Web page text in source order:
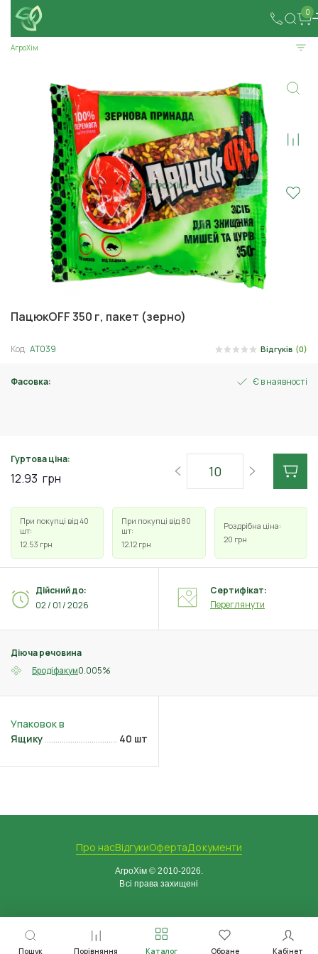
0
Пошук Порівняння Каталог Обране Кабінет
АгроХім
ПацюкOFF 350 г, пакет (зерно)
Код: АТ039 Відгуків (0)
Фасовка: Є в наявності
Гуртова ціна:
12.93 грн
При покупці від 40
шт:
12.53 грн
При покупці від 80
шт:
12.12 грн
Роздрібна ціна:
20 грн
Діюча речовина
Бродіфакум0.005%
Дійсний до:
02 / 01 / 2026
Сертифікат:
Переглянути
Ящику 40 шт
Про насВідгукиОфертаДокументи
АгроХім © 2010-2026.
Всі права захищені